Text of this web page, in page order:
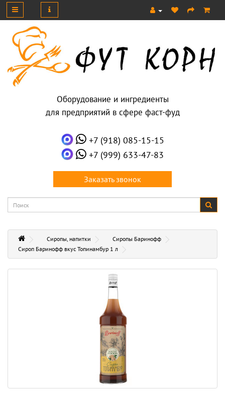
Оборудование и ингредиенты
для предприятий в сфере фаст-фуд
+7 (918) 085-15-15
+7 (999) 633-47-83
Заказать звонок
Сиропы, напитки
Сиропы Баринофф
Сироп Баринофф вкус Топинамбур 1 л